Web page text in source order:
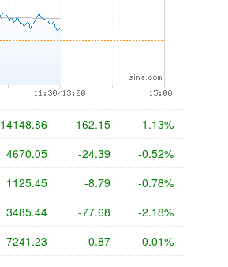
14148.86 -162.15 -1.13%
4670.05 -24.39 -0.52%
1125.45 -8.79 -0.78%
3485.44 -77.68 -2.18%
7241.23 -0.87 -0.01%